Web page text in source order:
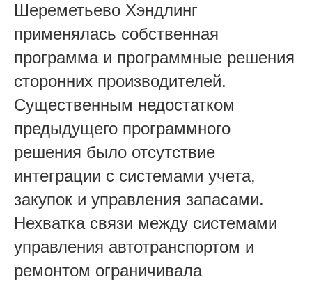
Шереметьево Хэндлинг
применялась собственная
программа и программные решения
сторонних производителей.
Существенным недостатком
предыдущего программного
решения было отсутствие
интеграции с системами учета,
закупок и управления запасами.
Нехватка связи между системами
управления автотранспортом и
ремонтом ограничивала